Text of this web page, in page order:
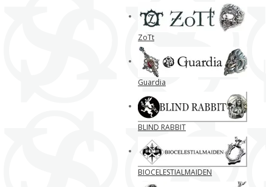
ZoTt
Guardia
BLIND RABBIT
BIOCELESTIALMAIDEN